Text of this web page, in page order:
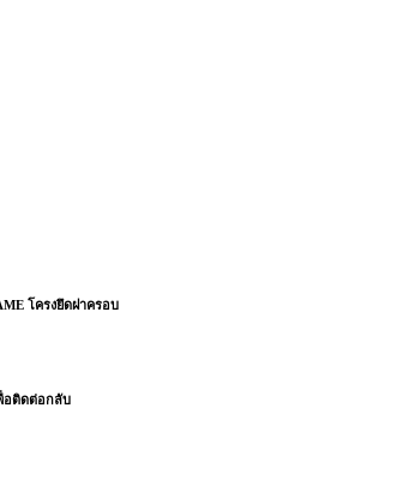
โครงยึดฝาครอบ
อติดต่อกลับ